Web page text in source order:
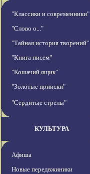
"Классики и современники"
"Слово о..."
"Тайная история творений"
"Книга писем"
"Кошачий ящик"
"Золотые прииски"
"Сердитые стрелы"
КУЛЬТУРА
Афиша
Новые передвжиники